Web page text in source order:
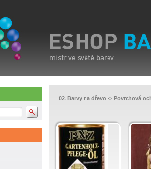
02. Barvy na dřevo -> Povrchová